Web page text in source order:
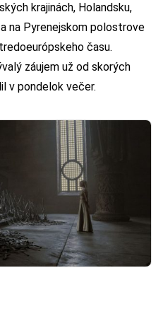
krajinách, Holandsku,
na Pyrenejskom polostrove
času.
záujem už od skorých
v pondelok večer.